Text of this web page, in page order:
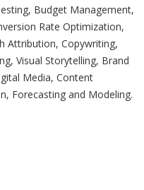
Budget Management,
Rate Optimization,
Attribution, Copywriting,
Visual Storytelling, Brand
Media, Content
Forecasting and Modeling.